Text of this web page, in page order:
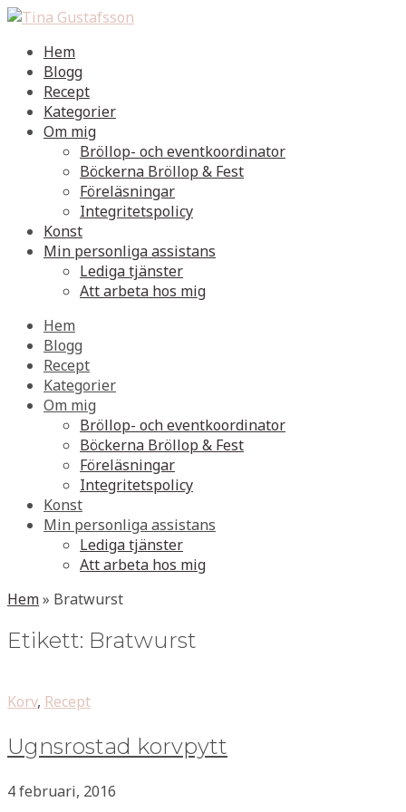
Hem
Blogg
Recept
Kategorier
Om mig
Bröllop- och eventkoordinator
Böckerna Bröllop & Fest
Föreläsningar
Integritetspolicy
Konst
Min personliga assistans
Lediga tjänster
Att arbeta hos mig
Hem
Blogg
Recept
Kategorier
Om mig
Bröllop- och eventkoordinator
Böckerna Bröllop & Fest
Föreläsningar
Integritetspolicy
Konst
Min personliga assistans
Lediga tjänster
Att arbeta hos mig
Hem» Bratwurst
Etikett: Bratwurst
Korv, Recept
Ugnsrostad korvpytt
4 februari, 2016